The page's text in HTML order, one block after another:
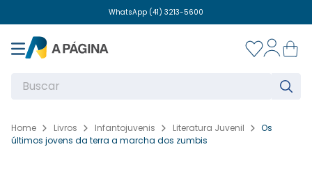
WhatsApp (41) 3213-5600
Desconto de 5% no pix (Não aplicável a compras em convênios escolares)
Buscar
Livros Infantojuvenis Literatura Juvenil
Os
últimos jovens da terra a marcha dos zumbis